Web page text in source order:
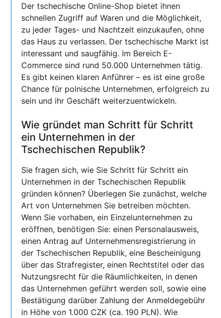
Der tschechische Online-Shop bietet ihnen
schnellen Zugriff auf Waren und die Möglichkeit,
zu jeder Tages- und Nachtzeit einzukaufen, ohne
das Haus zu verlassen. Der tschechische Markt ist
interessant und saugfähig. Im Bereich E-
Commerce sind rund 50.000 Unternehmen tätig.
Es gibt keinen klaren Anführer – es ist eine große
Chance für polnische Unternehmen, erfolgreich zu
sein und ihr Geschäft weiterzuentwickeln.
Wie gründet man Schritt für Schritt
ein Unternehmen in der
Tschechischen Republik?
Sie fragen sich, wie Sie Schritt für Schritt ein
Unternehmen in der Tschechischen Republik
gründen können? Überlegen Sie zunächst, welche
Art von Unternehmen Sie betreiben möchten.
Wenn Sie vorhaben, ein Einzelunternehmen zu
eröffnen, benötigen Sie: einen Personalausweis,
einen Antrag auf Unternehmensregistrierung in
der Tschechischen Republik, eine Bescheinigung
über das Strafregister, einen Rechtstitel oder das
Nutzungsrecht für die Räumlichkeiten, in denen
das Unternehmen geführt werden soll, sowie eine
Bestätigung darüber Zahlung der Anmeldegebühr
in Höhe von 1.000 CZK (ca. 190 PLN). Wie